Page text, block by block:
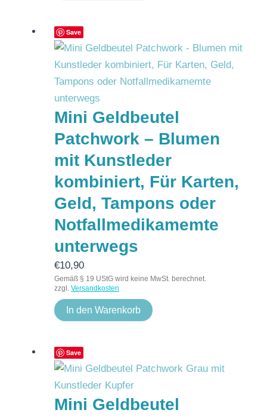
Save
Mini Geldbeutel
Patchwork – Blumen
mit Kunstleder
kombiniert, Für Karten,
Geld, Tampons oder
Notfallmedikamemte
unterwegs
€10,90
Gemäß § 19 UStG wird keine MwSt. berechnet.
zzgl. Versandkosten
In den Warenkorb
Save
Mini Geldbeutel